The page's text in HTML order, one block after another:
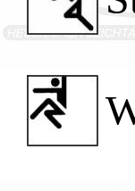
2,00	Reheis, Corinne
4,89	Zühl, Annika		86
4,56	Reheis, Corinne